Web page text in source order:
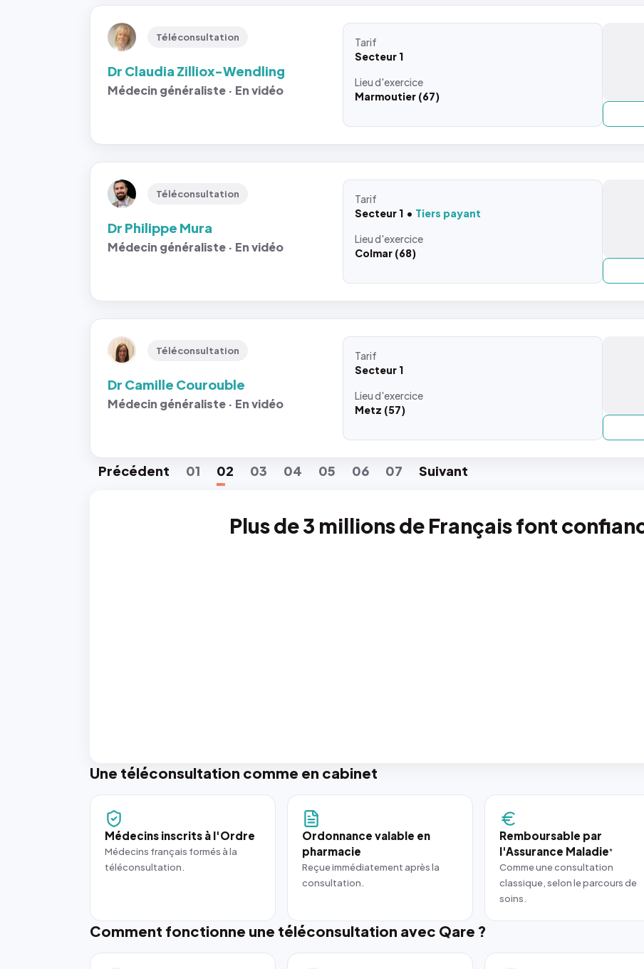
Téléconsultation
Dr Claudia Zilliox-Wendling
Médecin généraliste · En vidéo
Tarif
Secteur 1
Lieud'exercice
Marmoutier (67)
Téléconsultation
Dr Philippe Mura
Médecin généraliste · En vidéo
Tarif
Secteur 1
Tiers payant
Lieud'exercice
Colmar (68)
Téléconsultation
Dr Camille Courouble
Médecin généraliste · En vidéo
Tarif
Secteur 1
Lieud'exercice
Metz (57)
Précédent 01 02 03 04 05 06 07 Suivant
Plus de 3 millions de Français font
Une téléconsultation comme en cabinet
Médecins inscrits à l'Ordre
Médecins français formés à la
téléconsultation.
Ordonnance valable en
pharmacie
Reçue immédiatement après la
consultation.
Remboursable par
l'Assurance Maladie*
Comme une consultation
classique, selon le parcours de
soins.
Comment fonctionne une téléconsultation avec Qare ?